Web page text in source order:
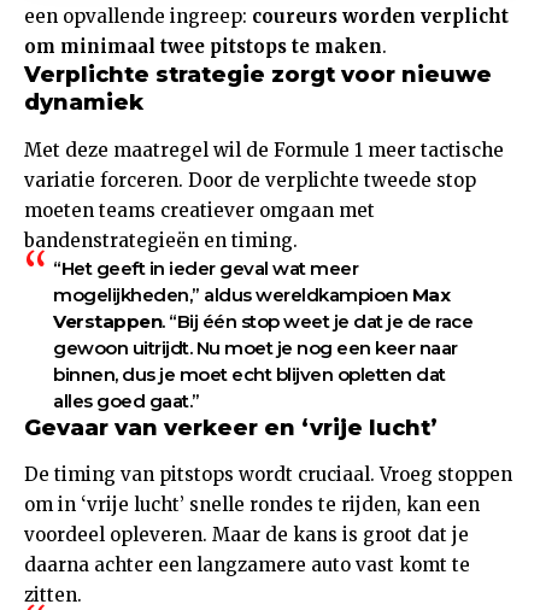
een opvallende ingreep: coureurs worden verplicht
om minimaal twee pitstops te maken.
Verplichte strategie zorgt voor nieuwe
dynamiek
Met deze maatregel wil de Formule 1 meer tactische
variatie forceren. Door de verplichte tweede stop
moeten teams creatiever omgaan met
bandenstrategieën en timing.
“Het geeft in ieder geval wat meer
mogelijkheden,” aldus wereldkampioen Max
Verstappen. “Bij één stop weet je dat je de race
gewoon uitrijdt. Nu moet je nog een keer naar
binnen, dus je moet echt blijven opletten dat
alles goed gaat.”
Gevaar van verkeer en ‘vrije lucht’
De timing van pitstops wordt cruciaal. Vroeg stoppen
om in ‘vrije lucht’ snelle rondes te rijden, kan een
voordeel opleveren. Maar de kans is groot dat je
daarna achter een langzamere auto vast komt te
zitten.